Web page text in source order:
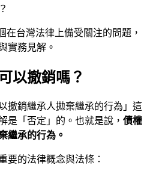
在台灣法律上備受關注的問題，
實務見解。
以撤銷嗎？
撤銷繼承人拋棄繼承的行為」這
是「否定」的。也就是說， 債權
繼承的行為。
要的法律概念與法條：